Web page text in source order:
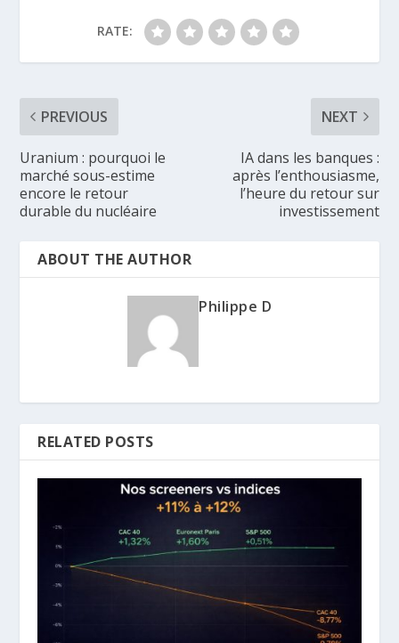
RATE:
PREVIOUS
Uranium : pourquoi le
marché sous-estime
encore le retour
durable du nucléaire
NEXT
IA dans les banques :
après l’enthousiasme,
l’heure du retour sur
investissement
ABOUT THE AUTHOR
Philippe D
RELATED POSTS